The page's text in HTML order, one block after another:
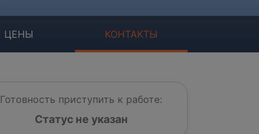
ЦЕНЫ КОНТАКТЫ
Готовность приступить к работе:
Статус не указан